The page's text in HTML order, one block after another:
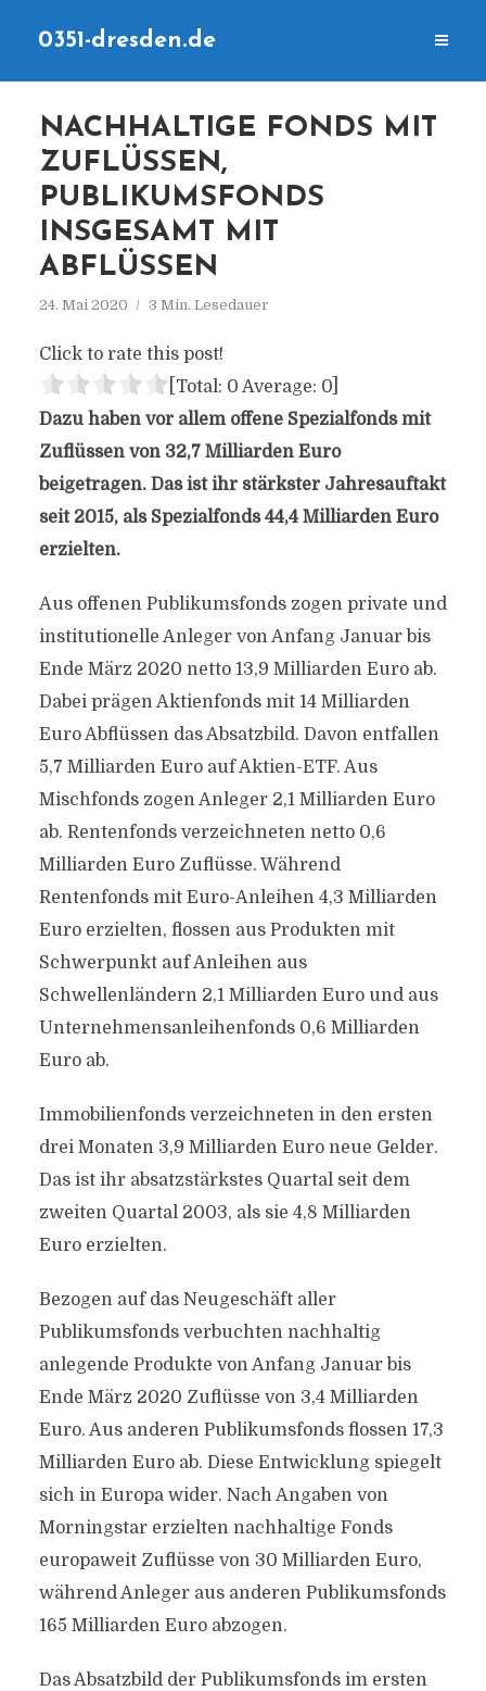
0351-dresden.de
NACHHALTIGE FONDS MIT
ZUFLÜSSEN,
PUBLIKUMSFONDS
INSGESAMT MIT
ABFLÜSSEN
24. Mai 2020 3 Min. Lesedauer
Click to rate this post!
[Total: 0 Average: 0]
Dazu haben vor allem offene Spezialfonds mit
Zuflüssen von 32,7 Milliarden Euro
beigetragen. Das ist ihr stärkster Jahresauftakt
seit 2015, als Spezialfonds 44,4 Milliarden Euro
erzielten.
Aus offenen Publikumsfonds zogen private und
institutionelle Anleger von Anfang Januar bis
Ende März 2020 netto 13,9 Milliarden Euro ab.
Dabei prägen Aktienfonds mit 14 Milliarden
Euro Abflüssen das Absatzbild. Davon entfallen
5,7 Milliarden Euro auf Aktien-ETF. Aus
Mischfonds zogen Anleger 2,1 Milliarden Euro
ab. Rentenfonds verzeichneten netto 0,6
Milliarden Euro Zuflüsse. Während
Rentenfonds mit Euro-Anleihen 4,3 Milliarden
Euro erzielten, flossen aus Produkten mit
Schwerpunkt auf Anleihen aus
Schwellenländern 2,1 Milliarden Euro und aus
Unternehmensanleihenfonds 0,6 Milliarden
Euro ab.
Immobilienfonds verzeichneten in den ersten
drei Monaten 3,9 Milliarden Euro neue Gelder.
Das ist ihr absatzstärkstes Quartal seit dem
zweiten Quartal 2003, als sie 4,8 Milliarden
Euro erzielten.
Bezogen auf das Neugeschäft aller
Publikumsfonds verbuchten nachhaltig
anlegende Produkte von Anfang Januar bis
Ende März 2020 Zuflüsse von 3,4 Milliarden
Euro. Aus anderen Publikumsfonds flossen 17,3
Milliarden Euro ab. Diese Entwicklung spiegelt
sich in Europa wider. Nach Angaben von
Morningstar erzielten nachhaltige Fonds
europaweit Zuflüsse von 30 Milliarden Euro,
während Anleger aus anderen Publikumsfonds
165 Milliarden Euro abzogen.
Das Absatzbild der Publikumsfonds im ersten